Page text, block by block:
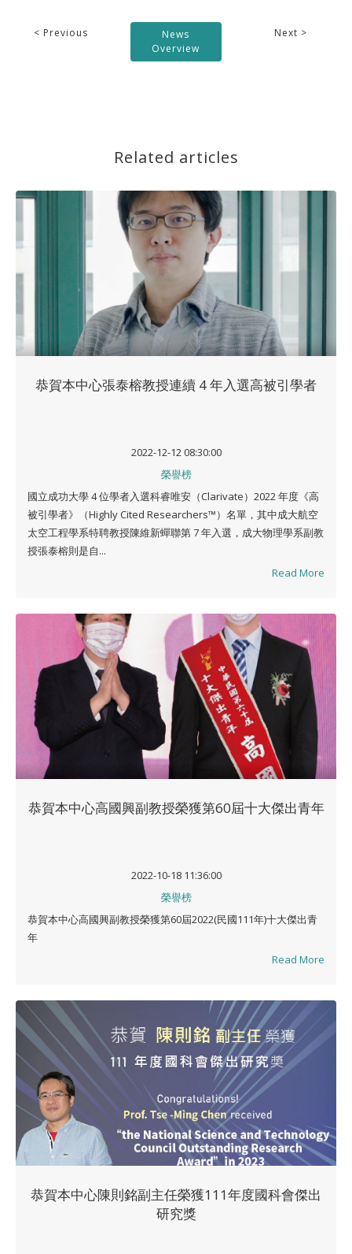
< Previous
News
Overview
Next >
Related articles
恭賀本中心張泰榕教授連續 4 年入選高被引學者
2022-12-12 08:30:00
榮譽榜
國立成功大學 4 位學者入選科睿唯安（Clarivate）2022 年度《高
被引學者》（Highly Cited Researchers™）名單，其中成大航空
太空工程學系特聘教授陳維新蟬聯第 7 年入選，成大物理學系副教
授張泰榕則是自...
Read More
恭賀本中心高國興副教授榮獲第60屆十大傑出青年
2022-10-18 11:36:00
榮譽榜
恭賀本中心高國興副教授榮獲第60屆2022(民國111年)十大傑出青
年
Read More
恭賀本中心陳則銘副主任榮獲111年度國科會傑出
研究獎